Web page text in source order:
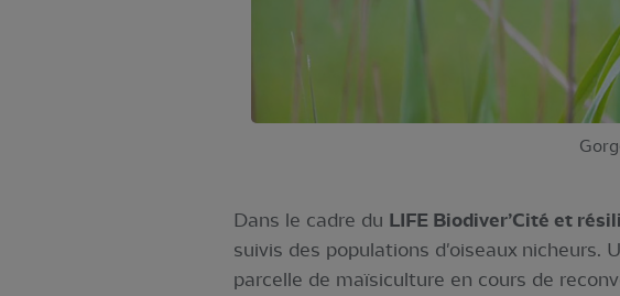
Dans le cadre du LIFE Biodiver’Cité et
suivis des populations d'oiseaux nicheurs.
parcelle de maïsiculture en cours de